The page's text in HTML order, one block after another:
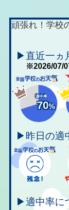
頑張れ！学校
▶直近一ヵ
※2026/07/
適中率
70%
▶昨日の適
▶適中率に